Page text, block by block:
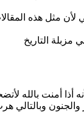
مثل هذه
مزبلة التاريخ
أذا أمنت بالله
وبالتالي